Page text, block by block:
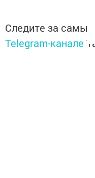
Следите за
Telegram-канале